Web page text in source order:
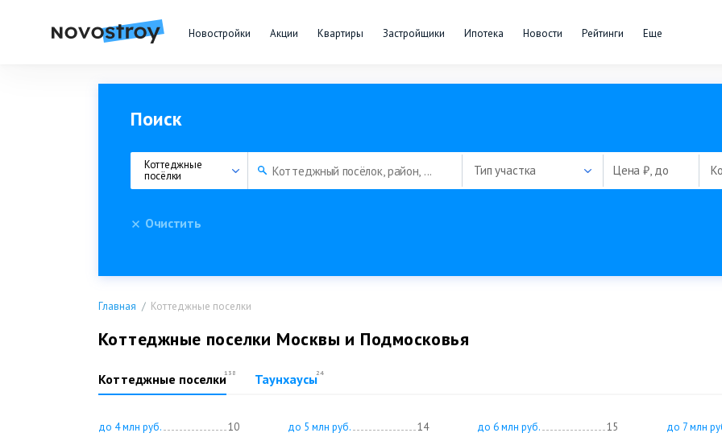
Новостройки Акции Квартиры Застройщики Ипотека Новости Рейтинги Еще
Поиск
Коттеджные
посёлки
Тип участка Цена ₽, до
Очистить
Главная Коттеджные поселки
Коттеджные поселки Москвы и Подмосковья
Коттеджные поселки138 Таунхаусы24
до 4 млн руб. 10 до 5 млн руб. 14 до 6 млн руб. 15 до 7 млн